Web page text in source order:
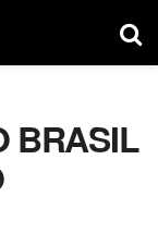
BRASIL